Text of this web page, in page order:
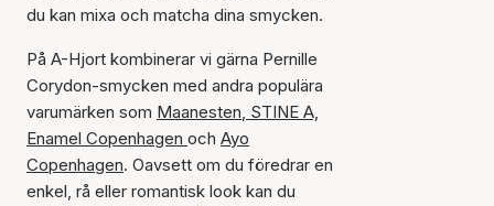
du kan mixa och matcha dina smycken.
På A-Hjort kombinerar vi gärna Pernille
Corydon-smycken med andra populära
varumärken som Maanesten, STINE A,
Enamel Copenhagen och Ayo
Copenhagen. Oavsett om du föredrar en
enkel, rå eller romantisk look kan du